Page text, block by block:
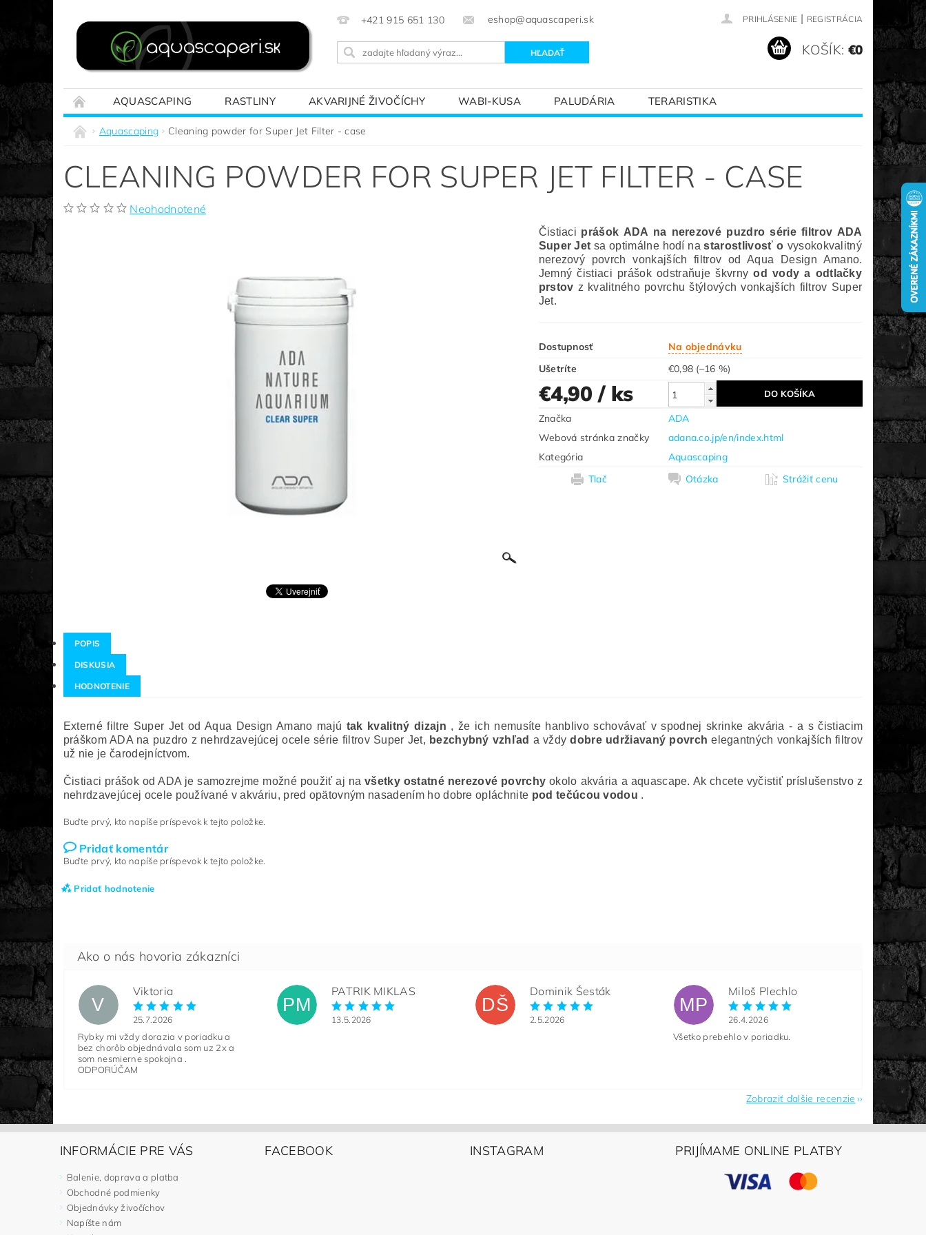
+421 915 651 130 eshop@aquascaperi.sk PRIHLÁSENIE | REGISTRÁCIA
KOŠÍK: €0
AQUASCAPING RASTLINY AKVARIJNÉ ŽIVOČÍCHY WABI-KUSA PALUDÁRIA
TERARISTIKA
REALIZÁCIE NA MIERU
SPRIEVODCA AKVÁRIOVÝM SVETOM – ZÁKLADY AKVARISTIKY
Aquascaping Cleaning powder for Super Jet Filter - case
CLEANING POWDER FOR SUPER JET FILTER - CASE
Neohodnotené
Čistiaci prášok ADA na nerezové puzdro série filtrov ADA
Super Jet sa optimálne hodí nastarostlivosť o vysokokvalitný
nerezový povrch vonkajších filtrov od Aqua Design Amano.
Jemný čistiaci prášok odstraňuje škvrnyod vody a odtlačky
prstov z kvalitného povrchu štýlových vonkajších filtrov Super
Jet.
Dostupnosť
Na objednávku
Ušetríte
€0,98 (–16 %)
€4,90 / ks
Značka
ADA
Webová stránka značky
adana.co.jp/en/index.html
Kategória
Aquascaping
Tlač
Otázka Strážiť cenu
POPIS
DISKUSIA
HODNOTENIE
Externé filtre Super Jet od Aqua Design Amano majú tak kvalitný dizajn , že ich nemusíte hanblivo schovávať v spodnej skrinke akvária - a s čistiacim
práškom ADA na puzdro z nehrdzavejúcej ocele série filtrov Super Jet, bezchybný vzhľad a vždydobre udržiavaný povrch elegantných vonkajších filtrov
už nie je čarodejníctvom.
Čistiaci prášok od ADA je samozrejme možné použiť aj navšetky ostatné nerezové povrchy okolo akvária a aquascape. Ak chcete vyčistiť príslušenstvo z
nehrdzavejúcej ocele používané v akváriu, pred opätovným nasadením ho dobre opláchnite pod tečúcou vodou .
Buďte prvý, kto napíše príspevok k tejto položke.
Pridať komentár
Buďte prvý, kto napíše príspevok k tejto položke.
Pridať hodnotenie
V
Viktoria
25.7.2026
Rybky mi vždy dorazia v poriadku a
bez chorôb objednávala som uz 2x a
som nesmierne spokojna .
ODPORÚČAM
PM
PATRIK MIKLAS
13.5.2026
DŠ
Dominik Šesták
2.5.2026
MP
Miloš Plechlo
26.4.2026
Všetko prebehlo v poriadku.
Zobraziť ďalšie recenzie
INFORMÁCIE PRE VÁS
Balenie, doprava a platba
Obchodné podmienky
Objednávky živočíchov
Napíšte nám
FACEBOOK INSTAGRAM PRIJÍMAME ONLINE PLATBY